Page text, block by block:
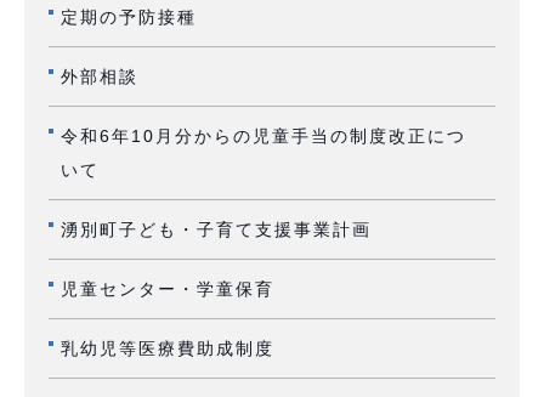
定期の予防接種
外部相談
令和6年10月分からの児童手当の制度改正につ
いて
湧別町子ども・子育て支援事業計画
児童センター・学童保育
乳幼児等医療費助成制度